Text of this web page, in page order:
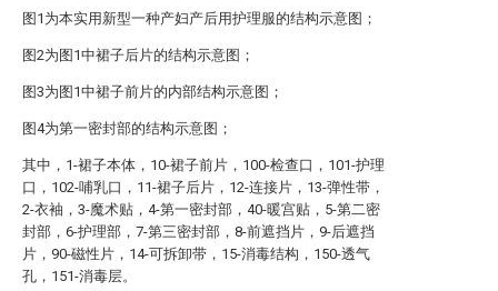
图1为本实用新型一种产妇产后用护理服的结构示意图；
图2为图1中裙子后片的结构示意图；
图3为图1中裙子前片的内部结构示意图；
图4为第一密封部的结构示意图；
其中，1-裙子本体，10-裙子前片，100-检查口，101-护理
口，102-哺乳口，11-裙子后片，12-连接片，13-弹性带，
2-衣袖，3-魔术贴，4-第一密封部，40-暖宫贴，5-第二密
封部，6-护理部，7-第三密封部，8-前遮挡片，9-后遮挡
片，90-磁性片，14-可拆卸带，15-消毒结构，150-透气
孔，151-消毒层。